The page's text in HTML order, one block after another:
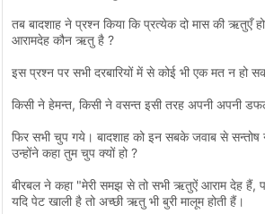
तब बादशाह ने प्रश्न किया कि प्रत्येक दो मास की ऋतुएँ
आरामदेह कौन ऋतु है ?
इस प्रश्न पर सभी दरबारियों में से कोई भी एक मत न हो
किसी ने हेमन्त, किसी ने वसन्त इसी तरह अपनी अपनी
फिर सभी चुप गये। बादशाह को इन सबके जवाब से सन्तोष
उन्होंने कहा तुम चुप क्यों हो ?
बीरबल ने कहा "मेरी समझ से तो सभी ऋतुऐं आराम देह हैं,
यदि पेट खाली है तो अच्छी ऋतु भी बुरी मालूम होती हैं।